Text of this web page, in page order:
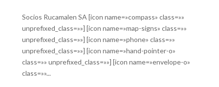
Socios Rucamalen SA [icon name=»compass» class=»»
unprefixed_class=»»] [icon name=»map-signs» class=»»
unprefixed_class=»»] [icon name=»phone» class=»»
unprefixed_class=»»] [icon name=»hand-pointer-o»
class=»» unprefixed_class=»»] [icon name=»envelope-o»
class=»»...